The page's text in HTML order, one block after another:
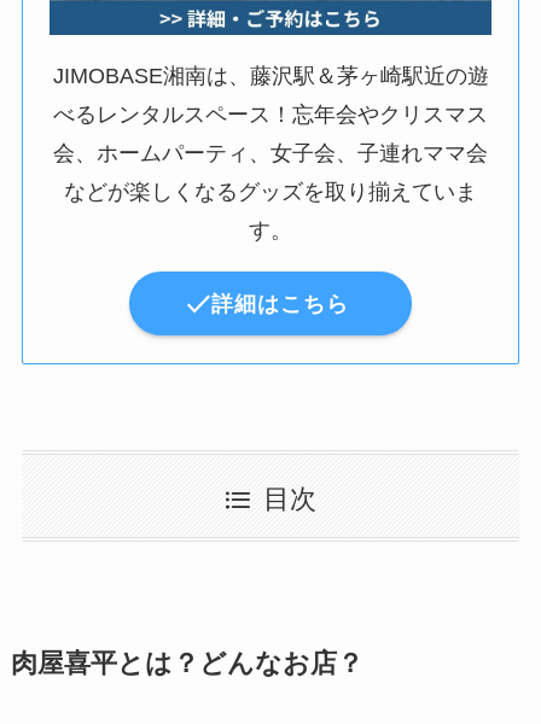
JIMOBASE湘南は、藤沢駅＆茅ヶ崎駅近の遊
べるレンタルスペース！忘年会やクリスマス
会、ホームパーティ、女子会、子連れママ会
などが楽しくなるグッズを取り揃えていま
す。
詳細はこちら
目次
肉屋喜平とは？どんなお店？